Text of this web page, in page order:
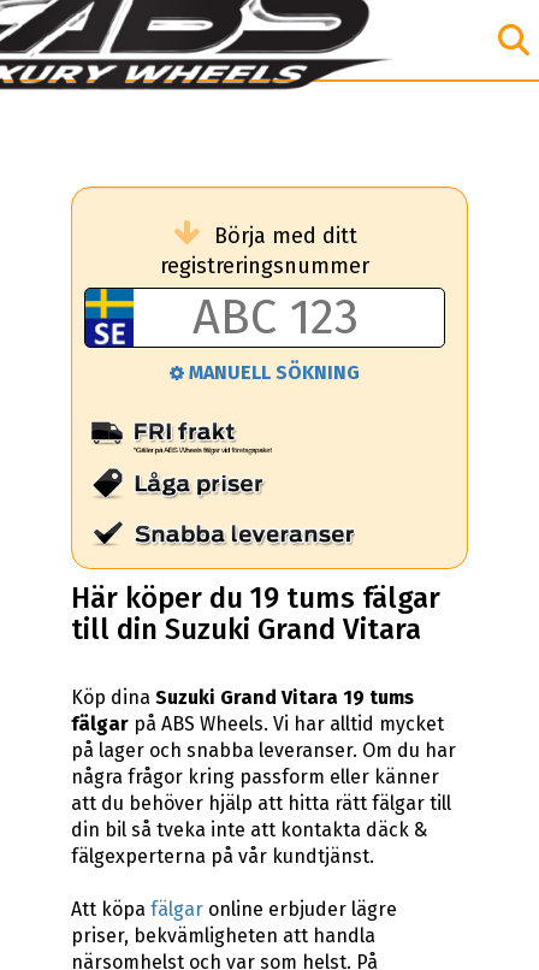
Börja med ditt
registreringsnummer
MANUELL SÖKNING
Här köper du 19 tums fälgar
till din Suzuki Grand Vitara
Köp dina Suzuki Grand Vitara 19 tums
fälgarpå ABS Wheels. Vi har alltid mycket
på lager och snabba leveranser. Om du har
några frågor kring passform eller känner
att du behöver hjälp att hitta rätt fälgar till
din bil så tveka inte att kontakta däck &
fälgexperterna på vår kundtjänst.
Att köpa fälgaronline erbjuder lägre
priser, bekvämligheten att handla
närsomhelst och var som helst. På